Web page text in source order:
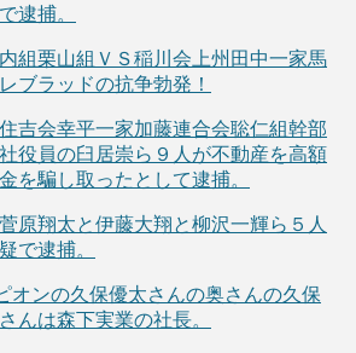
逮捕。
組栗山組ＶＳ稲川会上州田中一家馬
ブラッドの抗争勃発！
吉会幸平一家加藤連合会聡仁組幹部
役員の臼居崇ら９人が不動産を高額
を騙し取ったとして逮捕。
原翔太と伊藤大翔と柳沢一輝ら５人
で逮捕。
オンの久保優太さんの奥さんの久保
んは森下実業の社長。